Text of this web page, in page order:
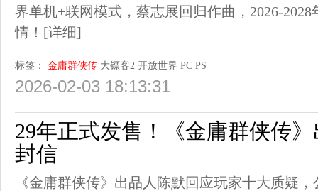
界单机+联网模式，蔡志展回归作曲，2026-
情！ [详细]
标签： 金庸群侠传 大镖客2 开放世界 PC PS
2026-02-03 18:13:31
29年正式发售！《金庸群侠传
封信
《金庸群侠传》出品人陈默回应玩家十大质疑